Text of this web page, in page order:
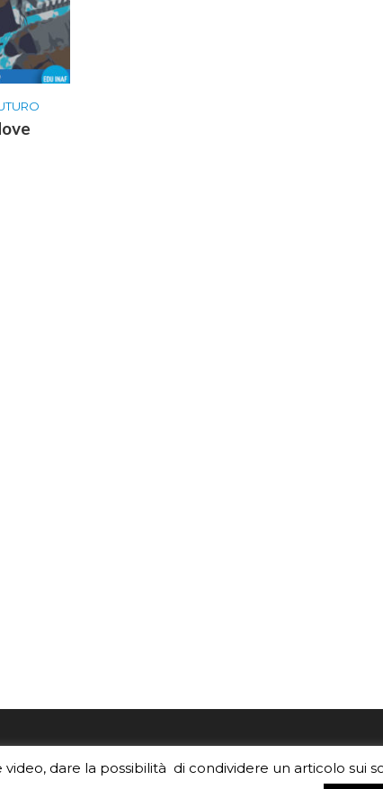
risponde, per inviarci le tue foto o i
dare la possibilità di condividere un articolo sui